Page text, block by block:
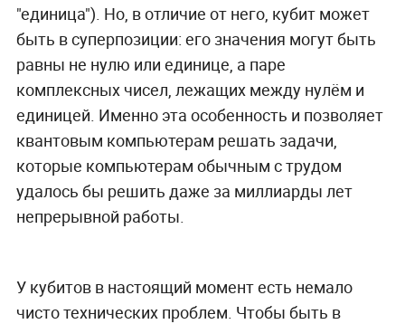
"единица"). Но, в отличие от него, кубит может
быть в суперпозиции: его значения могут быть
равны не нулю или единице, а паре
комплексных чисел, лежащих между нулём и
единицей. Именно эта особенность и позволяет
квантовым компьютерам решать задачи,
которые компьютерам обычным с трудом
удалось бы решить даже за миллиарды лет
непрерывной работы.
У кубитов в настоящий момент есть немало
чисто технических проблем. Чтобы быть в